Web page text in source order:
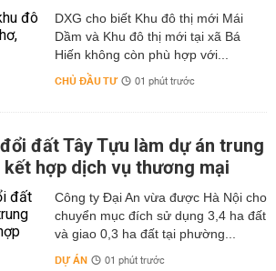
DXG cho biết Khu đô thị mới Mái
Dầm và Khu đô thị mới tại xã Bá
Hiến không còn phù hợp với...
CHỦ ĐẦU TƯ 01 phút trước
đất Tây Tựu làm dự án trung
hợp dịch vụ thương mại
Công ty Đại An vừa được Hà Nội cho
chuyển mục đích sử dụng 3,4 ha đất
và giao 0,3 ha đất tại phường...
DỰ ÁN 01 phút trước